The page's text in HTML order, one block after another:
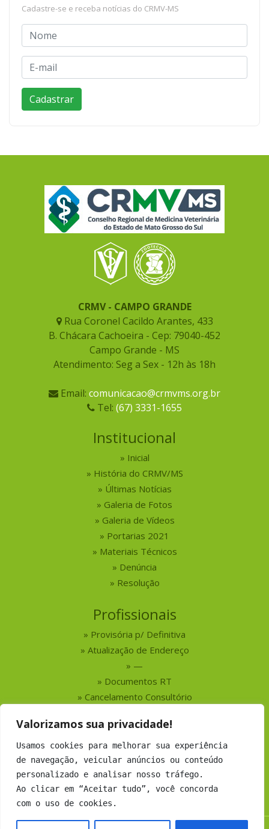
Valorizamos sua privacidade!
Usamos cookies para melhorar sua experiência
de navegação, veicular anúncios ou conteúdo
personalizado e analisar nosso tráfego.
Ao clicar em “Aceitar tudo”, você concorda
com o uso de cookies.
Cadastre-se e receba notícias do CRMV-MS
CRMV - CAMPO GRANDE
Rua Coronel Cacildo Arantes, 433
B. Chácara Cachoeira - Cep: 79040-452
Campo Grande - MS
Atendimento: Seg a Sex - 12h às 18h
Email: comunicacao@crmvms.org.br
Tel: (67) 3331-1655
Institucional
Inicial
História do CRMV/MS
Últimas Notícias
Galeria de Fotos
Galeria de Vídeos
Portarias 2021
Materiais Técnicos
Denúncia
Resolução
Profissionais
Provisória p/ Definitiva
Atualização de Endereço
—
Documentos RT
Cancelamento Consultório
Serviços
Busca por Profissionais
Busca por Empresas
Números do CRMV-MS